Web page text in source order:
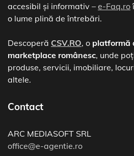
accesibil și informativ – e-Faq.ro
o lume plină de întrebări.
Descoperă CSV.RO, o platformă
marketplace românesc, unde
produse, servicii, imobiliare,
altele.
Contact
ARC MEDIASOFT SRL
office@e-agentie.ro